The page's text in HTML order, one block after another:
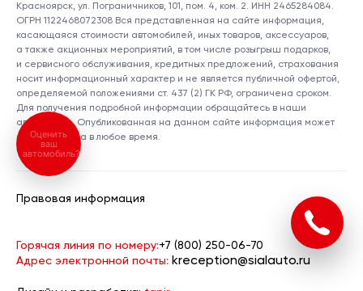
Красноярск, ул. Пограничников, 101, пом. 4, ком. 2. ИНН 2465284084.
ОГРН 1122468072308 Вся представленная на сайте информация,
касающаяся стоимости автомобилей, иных товаров, аксессуаров,
а также акционных мероприятий, в том числе розыгрыш подарков,
и сервисного обслуживания, кредитных предложений, страхования
носит информационный характер и не является публичной офертой,
определяемой положениями ст. 437 (2) ГК РФ, ограничена сроком.
Для получения подробной информации обращайтесь в наши
автосалоны. Опубликованная на данном сайте информация может
быть изменена в любое время.
Правовая информация
Горячая линия по номеру:+7 (800) 250-06-70
Адрес электронной почты: kreception@sialauto.ru
Оценить
ваш
автомобиль?